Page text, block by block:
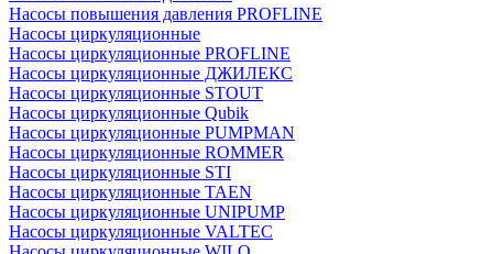
Насосы повышения давления PROFLINE
Насосы циркуляционные
Насосы циркуляционные PROFLINE
Насосы циркуляционные ДЖИЛЕКС
Насосы циркуляционные STOUT
Насосы циркуляционные Qubik
Насосы циркуляционные PUMPMAN
Насосы циркуляционные ROMMER
Насосы циркуляционные STI
Насосы циркуляционные TAEN
Насосы циркуляционные UNIPUMP
Насосы циркуляционные VALTEC